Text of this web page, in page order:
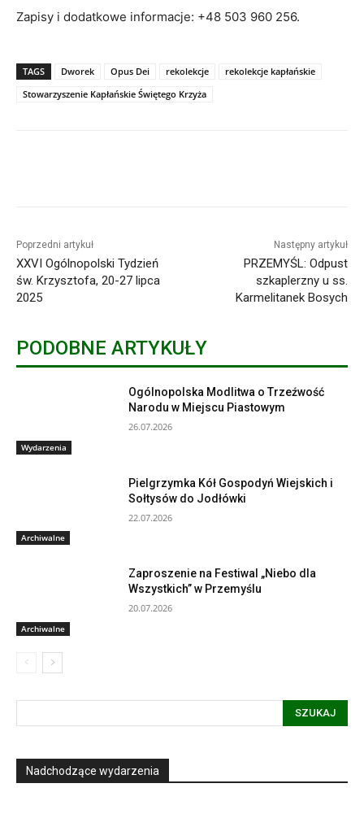
Zapisy i dodatkowe informacje: +48 503 960 256.
TAGS Dworek Opus Dei rekolekcje
rekolekcje kapłańskie
Stowarzyszenie Kapłańskie Świętego Krzyża
Poprzedni artykuł
XXVI Ogólnopolski Tydzień
św. Krzysztofa, 20-27 lipca
2025
Następny artykuł
PRZEMYŚL: Odpust
szkaplerzny u ss.
Karmelitanek Bosych
PODOBNE ARTYKUŁY
Wydarzenia
Ogólnopolska Modlitwa o Trzeźwość
Narodu w Miejscu Piastowym
26.07.2026
Archiwalne
Pielgrzymka Kół Gospodyń Wiejskich i
Sołtysów do Jodłówki
22.07.2026
Archiwalne
Zaproszenie na Festiwal „Niebo dla
Wszystkich” w Przemyślu
20.07.2026
SZUKAJ
Nadchodzące wydarzenia